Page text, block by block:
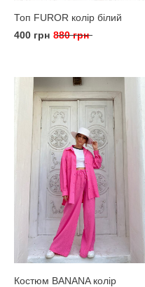
Топ FUROR колір білий
400 грн 880 грн
Костюм BANANA колір